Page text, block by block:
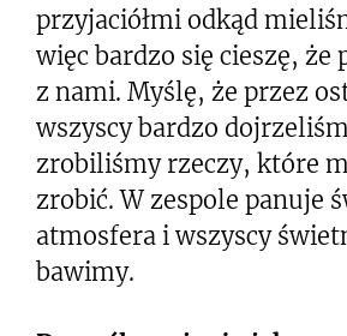
przyjaciółmi odkąd
więc bardzo się cieszę, że
z nami. Myślę, że przez
wszyscy bardzo
zrobiliśmy rzeczy, które
zrobić. W zespole panuje
atmosfera i wszyscy
bawimy.